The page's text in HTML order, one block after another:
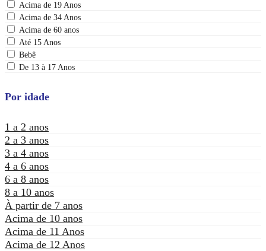
Acima de 19 Anos
Acima de 34 Anos
Acima de 60 anos
Até 15 Anos
Bebê
De 13 à 17 Anos
Por idade
1 a 2 anos
2 a 3 anos
3 a 4 anos
4 a 6 anos
6 a 8 anos
8 a 10 anos
À partir de 7 anos
Acima de 10 anos
Acima de 11 Anos
Acima de 12 Anos